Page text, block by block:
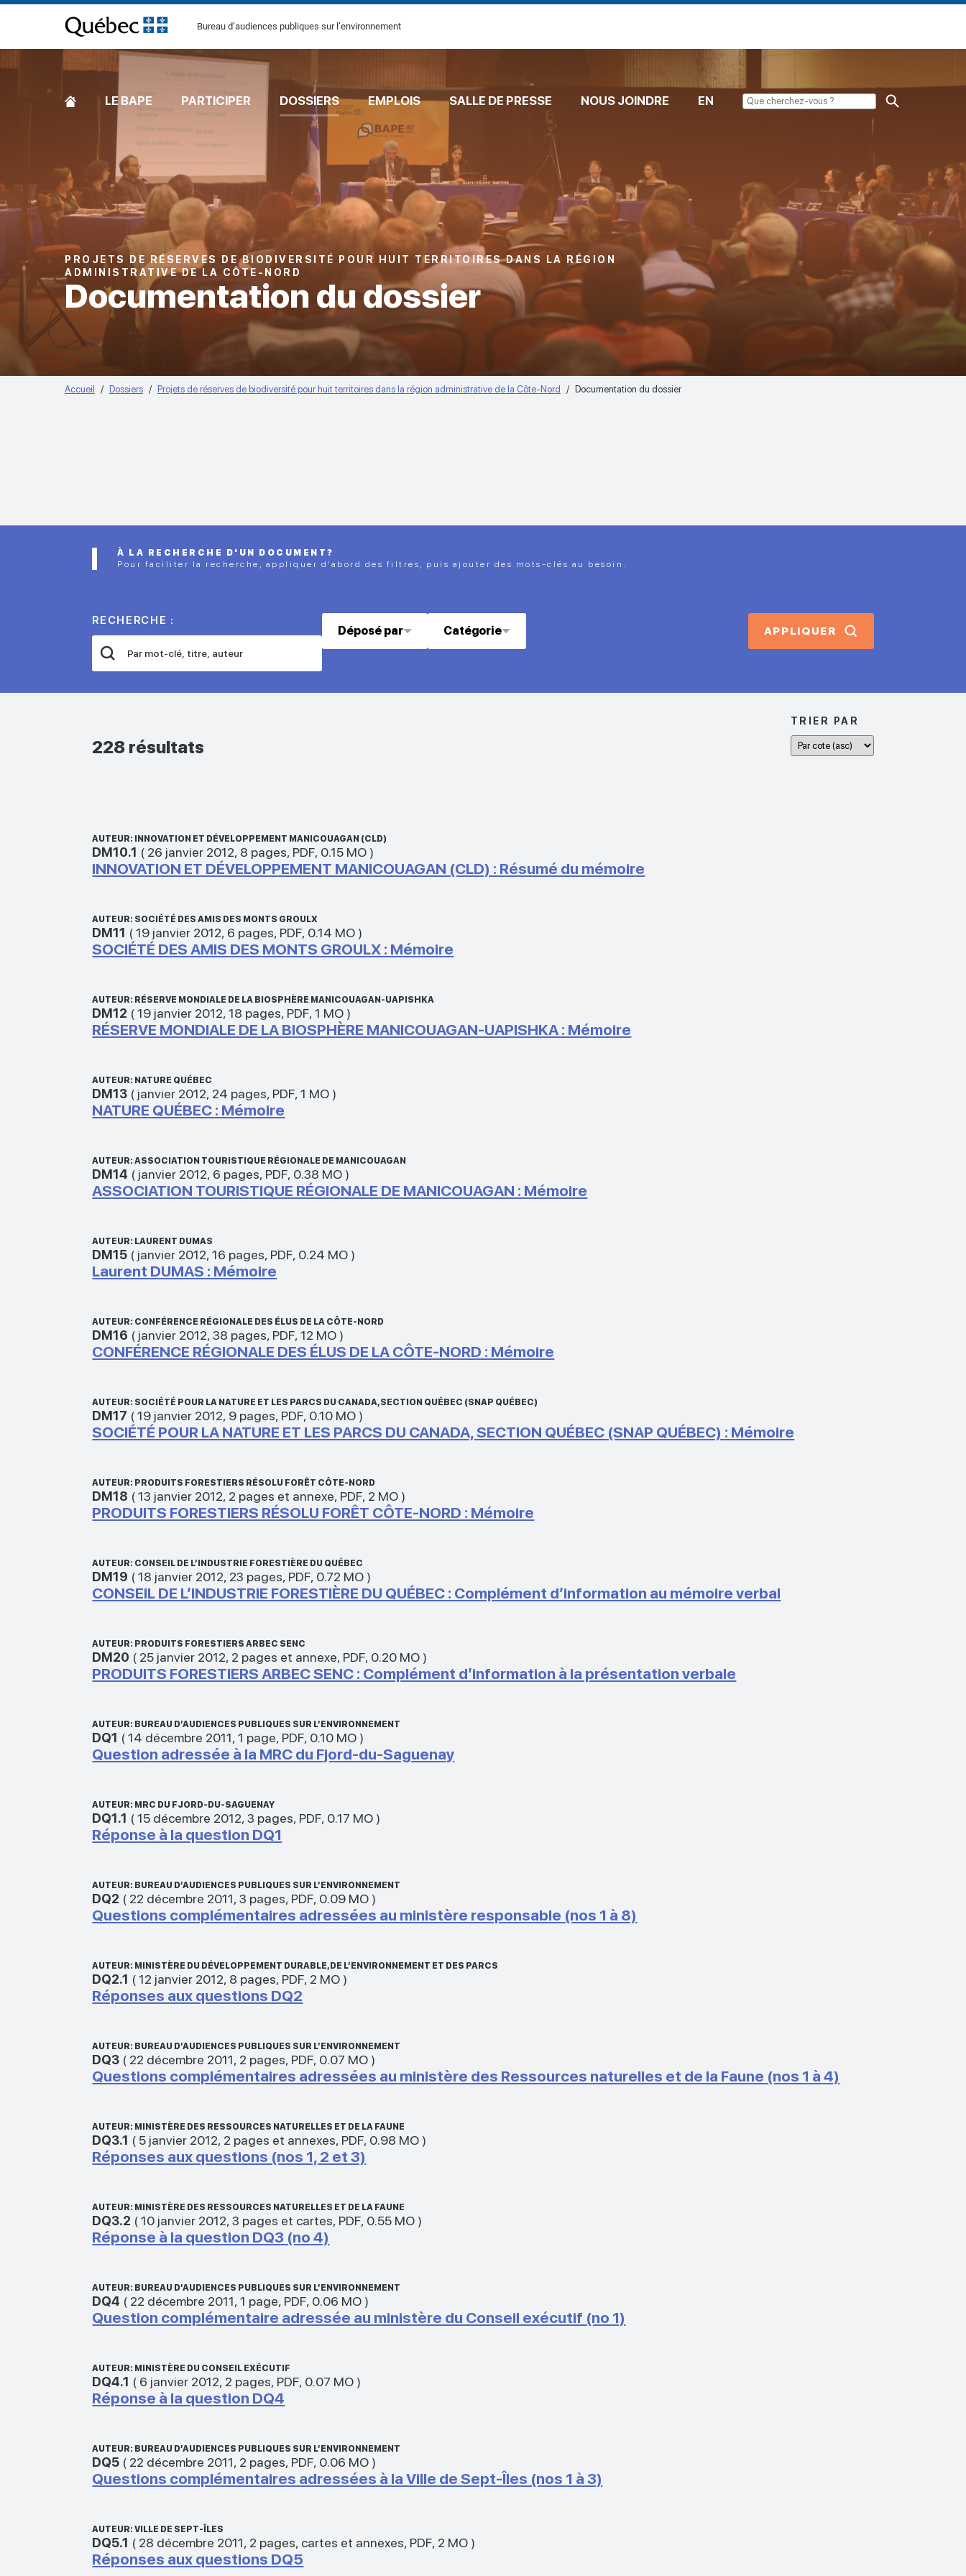
[Common.SkipToContent]
Bureau d’audiences publiques sur l’environnement
ACCUEILLE BAPE PARTICIPER DOSSIERS EMPLOIS SALLE DE PRESSE NOUS JOINDRE EN
PROJETS DE RÉSERVES DE BIODIVERSITÉ POUR HUIT TERRITOIRES DANS LA RÉGION
ADMINISTRATIVE DE LA CÔTE-NORD
Documentation du dossier
Accueil Dossiers Projets de réserves de biodiversité pour huit territoires dans la région administrative de la Côte-Nord Documentation du dossier
À LA RECHERCHE D'UN DOCUMENT?
Pour faciliter la recherche, appliquer d’abord des filtres, puis ajouter des mots-clés au besoin.
RECHERCHE :
Déposé par Catégorie APPLIQUER
228 résultats
TRIER PAR
AUTEUR: INNOVATION ET DÉVELOPPEMENT MANICOUAGAN (CLD)
DM10.1 ( 26 janvier 2012, 8 pages, PDF, 0.15 MO )
INNOVATION ET DÉVELOPPEMENT MANICOUAGAN (CLD) : Résumé du mémoire
AUTEUR: SOCIÉTÉ DES AMIS DES MONTS GROULX
DM11 (19 janvier 2012, 6 pages, PDF, 0.14 MO )
SOCIÉTÉ DES AMIS DES MONTS GROULX : Mémoire
AUTEUR: RÉSERVE MONDIALE DE LA BIOSPHÈRE MANICOUAGAN-UAPISHKA
DM12 (19 janvier 2012,18 pages, PDF,1 MO )
RÉSERVE MONDIALE DE LA BIOSPHÈRE MANICOUAGAN-UAPISHKA : Mémoire
AUTEUR: NATURE QUÉBEC
DM13 ( janvier 2012, 24 pages, PDF,1 MO )
NATURE QUÉBEC : Mémoire
AUTEUR: ASSOCIATION TOURISTIQUE RÉGIONALE DE MANICOUAGAN
DM14 ( janvier 2012, 6 pages, PDF, 0.38 MO )
ASSOCIATION TOURISTIQUE RÉGIONALE DE MANICOUAGAN : Mémoire
AUTEUR: LAURENT DUMAS
DM15 ( janvier 2012,16 pages, PDF, 0.24 MO )
Laurent DUMAS : Mémoire
AUTEUR: CONFÉRENCE RÉGIONALE DES ÉLUS DE LA CÔTE-NORD
DM16 ( janvier 2012,38 pages, PDF,12 MO )
CONFÉRENCE RÉGIONALE DES ÉLUS DE LA CÔTE-NORD : Mémoire
AUTEUR: SOCIÉTÉ POUR LA NATURE ET LES PARCS DU CANADA, SECTION QUÉBEC (SNAP QUÉBEC)
DM17 (19 janvier 2012, 9 pages, PDF, 0.10 MO )
SOCIÉTÉ POUR LA NATURE ET LES PARCS DU CANADA, SECTION QUÉBEC (SNAP QUÉBEC) : Mémoire
AUTEUR: PRODUITS FORESTIERS RÉSOLU FORÊT CÔTE-NORD
DM18 (13 janvier 2012, 2 pages et annexe, PDF, 2 MO )
PRODUITS FORESTIERS RÉSOLU FORÊT CÔTE-NORD : Mémoire
AUTEUR: CONSEIL DE L’INDUSTRIE FORESTIÈRE DU QUÉBEC
DM19 (18 janvier 2012, 23 pages, PDF, 0.72 MO )
CONSEIL DE L’INDUSTRIE FORESTIÈRE DU QUÉBEC : Complément d’information au mémoire verbal
AUTEUR: PRODUITS FORESTIERS ARBEC SENC
DM20 ( 25 janvier 2012, 2 pages et annexe, PDF, 0.20 MO )
PRODUITS FORESTIERS ARBEC SENC : Complément d’information à la présentation verbale
AUTEUR: BUREAU D’AUDIENCES PUBLIQUES SUR L’ENVIRONNEMENT
DQ1 (14 décembre 2011,1 page, PDF, 0.10 MO )
Question adressée à la MRC du Fjord-du-Saguenay
AUTEUR: MRC DU FJORD-DU-SAGUENAY
DQ1.1 (15 décembre 2012,3 pages, PDF, 0.17 MO )
Réponse à la question DQ1
AUTEUR: BUREAU D’AUDIENCES PUBLIQUES SUR L’ENVIRONNEMENT
DQ2 ( 22 décembre 2011,3 pages, PDF, 0.09 MO )
Questions complémentaires adressées au ministère responsable (nos 1 à 8)
AUTEUR: MINISTÈRE DU DÉVELOPPEMENT DURABLE, DE L’ENVIRONNEMENT ET DES PARCS
DQ2.1 (12 janvier 2012, 8 pages, PDF, 2 MO )
Réponses aux questions DQ2
AUTEUR: BUREAU D’AUDIENCES PUBLIQUES SUR L’ENVIRONNEMENT
DQ3 ( 22 décembre 2011, 2 pages, PDF, 0.07 MO )
Questions complémentaires adressées au ministère des Ressources naturelles et de la Faune (nos 1 à 4)
AUTEUR: MINISTÈRE DES RESSOURCES NATURELLES ET DE LA FAUNE
DQ3.1 ( 5 janvier 2012, 2 pages et annexes, PDF, 0.98 MO )
Réponses aux questions (nos 1, 2 et 3)
AUTEUR: MINISTÈRE DES RESSOURCES NATURELLES ET DE LA FAUNE
DQ3.2 (10 janvier 2012,3 pages et cartes, PDF, 0.55 MO )
Réponse à la question DQ3 (no 4)
AUTEUR: BUREAU D’AUDIENCES PUBLIQUES SUR L’ENVIRONNEMENT
DQ4 ( 22 décembre 2011,1 page, PDF, 0.06 MO )
Question complémentaire adressée au ministère du Conseil exécutif (no 1)
AUTEUR: MINISTÈRE DU CONSEIL EXÉCUTIF
DQ4.1 ( 6 janvier 2012, 2 pages, PDF, 0.07 MO )
Réponse à la question DQ4
AUTEUR: BUREAU D’AUDIENCES PUBLIQUES SUR L’ENVIRONNEMENT
DQ5 ( 22 décembre 2011, 2 pages, PDF, 0.06 MO )
Questions complémentaires adressées à la Ville de Sept-Îles (nos 1 à 3)
AUTEUR: VILLE DE SEPT-ÎLES
DQ5.1 ( 28 décembre 2011, 2 pages, cartes et annexes, PDF, 2 MO )
Réponses aux questions DQ5